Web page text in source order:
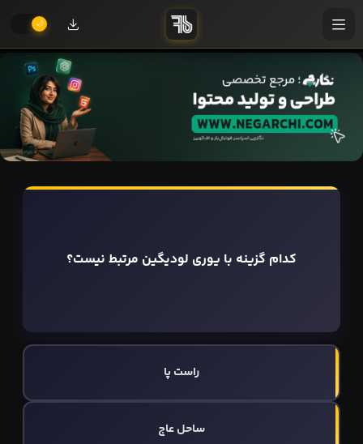
کدام گزینه با یوری لودیگین مرتبط نیست؟
راست پا
ساحل عاج